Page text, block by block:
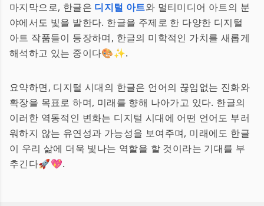
마지막으로, 한글은 디지털 아트와 멀티미디어 아트의 분
야에서도 빛을 발한다. 한글을 주제로 한 다양한 디지털
아트 작품들이 등장하며, 한글의 미학적인 가치를 새롭게
해석하고 있는 중이다🎨✨.
요약하면, 디지털 시대의 한글은 언어의 끊임없는 진화와
확장을 목표로 하며, 미래를 향해 나아가고 있다. 한글의
이러한 역동적인 변화는 디지털 시대에 어떤 언어도 부러
워하지 않는 유연성과 가능성을 보여주며, 미래에도 한글
이 우리 삶에 더욱 빛나는 역할을 할 것이라는 기대를 부
추긴다🚀💖.